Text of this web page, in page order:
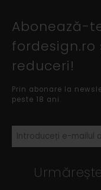
Abonează-
reduceri!
Prin abonare la
peste 18 ani.